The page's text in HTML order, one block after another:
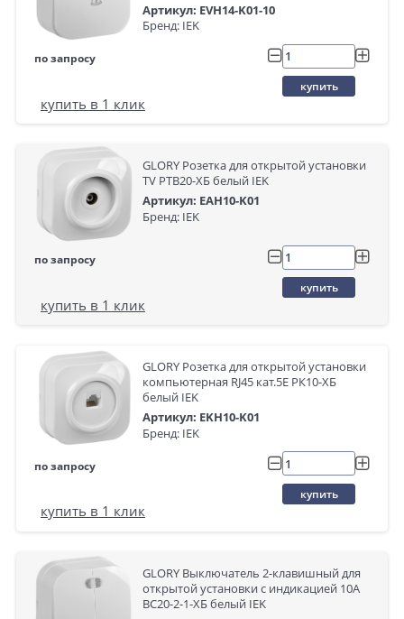
Артикул: EVH14-K01-10
Бренд: IEK
по запросу
купить
купить в 1 клик
GLORY Розетка для открытой установки
TV РТВ20-ХБ белый IEK
Артикул: EAH10-K01
Бренд: IEK
по запросу
купить
купить в 1 клик
GLORY Розетка для открытой установки
компьютерная RJ45 кат.5E РК10-ХБ
белый IEK
Артикул: EKH10-K01
Бренд: IEK
по запросу
купить
купить в 1 клик
GLORY Выключатель 2-клавишный для
открытой установки с индикацией 10А
ВС20-2-1-ХБ белый IEK